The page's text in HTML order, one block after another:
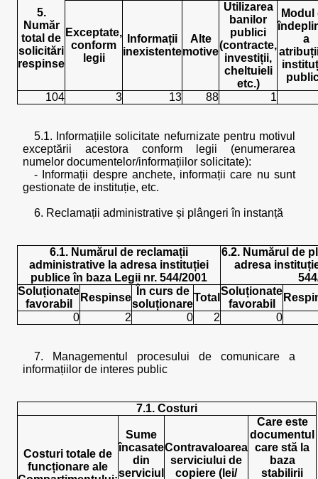
5.
Număr
total de
solicitări
respinse
Exceptate,
conform
legii
Informații
inexistente
Alte
motive
Utilizarea
banilor
publici
(contracte,
investiții,
cheltuieli
etc.)
Modul
a
104
3 13 88 1
5.1. Informațiile solicitate nefurnizate pentru motivul
exceptării acestora conform legii (enumerarea
numelor documentelor/informațiilor solicitate):
- Informații despre anchete, informații care nu sunt
gestionate de instituție, etc.
6. Reclamații administrative și plângeri în instanță
6.1. Numărul de reclamații
administrative la adresa instituției
publice în baza Legii nr. 544/2001
6.2. Numărul de
adresa
Soluționate
favorabil
Respinse
În curs de
soluționare
Total
Soluționate
favorabil
0
2 0 2 0
7. Managementul procesului de comunicare a
informațiilor de interes public
7.1. Costuri
Costuri totale de
funcționare ale
Sume
încasate
din
serviciul
Contravaloarea
serviciului de
copiere (lei/
Care este
documentul
care stă la
baza
stabilirii